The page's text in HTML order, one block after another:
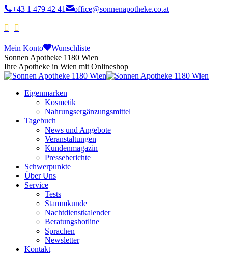
+43 1 479 42 41 office@sonnenapotheke.co.at
Mein Konto
Wunschliste
Sonnen Apotheke 1180 Wien
Ihre Apotheke in Wien mit Onlineshop
Eigenmarken
Kosmetik
Nahrungsergänzungsmittel
Tagebuch
News und Angebote
Veranstaltungen
Kundenmagazin
Presseberichte
Schwerpunkte
Über Uns
Service
Tests
Stammkunde
Nachtdienstkalender
Beratungshotline
Sprachen
Newsletter
Kontakt